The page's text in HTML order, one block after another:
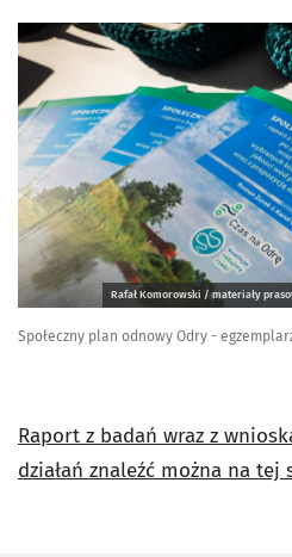
Rafał Komorowski / materiały
Społeczny plan odnowy Odry -
Raport z badań wraz z
działań znaleźć można na tej